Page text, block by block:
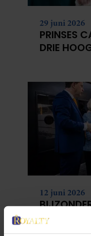
29 juni 2026
PRINSES
DRIE
12 juni 2026
ZIET NA 88